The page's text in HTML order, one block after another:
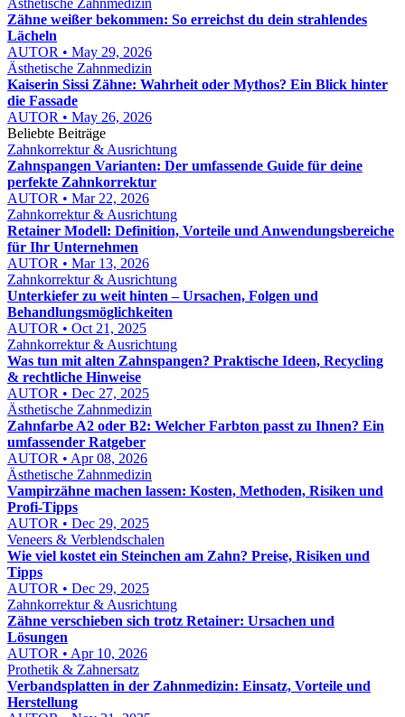
Ästhetische Zahnmedizin
Zähne weißer bekommen: So erreichst du dein strahlendes
Lächeln
AUTOR • May 29, 2026
Ästhetische Zahnmedizin
Kaiserin Sissi Zähne: Wahrheit oder Mythos? Ein Blick hinter
die Fassade
AUTOR • May 26, 2026
Beliebte Beiträge
Zahnkorrektur & Ausrichtung
Zahnspangen Varianten: Der umfassende Guide für deine
perfekte Zahnkorrektur
AUTOR • Mar 22, 2026
Zahnkorrektur & Ausrichtung
Retainer Modell: Definition, Vorteile und Anwendungsbereiche
für Ihr Unternehmen
AUTOR • Mar 13, 2026
Zahnkorrektur & Ausrichtung
Unterkiefer zu weit hinten – Ursachen, Folgen und
Behandlungsmöglichkeiten
AUTOR • Oct 21, 2025
Zahnkorrektur & Ausrichtung
Was tun mit alten Zahnspangen? Praktische Ideen, Recycling
& rechtliche Hinweise
AUTOR • Dec 27, 2025
Ästhetische Zahnmedizin
Zahnfarbe A2 oder B2: Welcher Farbton passt zu Ihnen? Ein
umfassender Ratgeber
AUTOR • Apr 08, 2026
Ästhetische Zahnmedizin
Vampirzähne machen lassen: Kosten, Methoden, Risiken und
Profi-Tipps
AUTOR • Dec 29, 2025
Veneers & Verblendschalen
Wie viel kostet ein Steinchen am Zahn? Preise, Risiken und
Tipps
AUTOR • Dec 29, 2025
Zahnkorrektur & Ausrichtung
Zähne verschieben sich trotz Retainer: Ursachen und
Lösungen
AUTOR • Apr 10, 2026
Prothetik & Zahnersatz
Verbandsplatten in der Zahnmedizin: Einsatz, Vorteile und
Herstellung